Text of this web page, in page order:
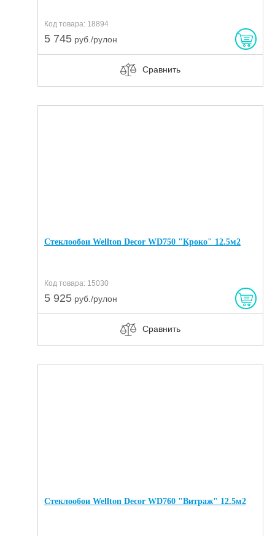
Код товара: 18894
5 745 руб./рулон
Сравнить
Стеклообои Wellton Decor WD750 "Кроко" 12.5м2
Код товара: 15030
5 925 руб./рулон
Сравнить
Стеклообои Wellton Decor WD760 "Витраж" 12.5м2